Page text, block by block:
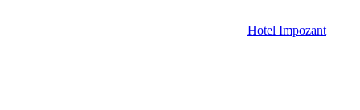
Hotel Impozant